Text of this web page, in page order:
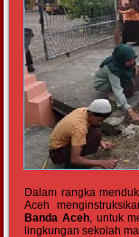
Dalam rangka
Aceh
Banda Aceh, untuk
lingkungan sekolah